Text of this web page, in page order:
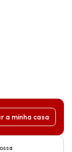
a minha casa